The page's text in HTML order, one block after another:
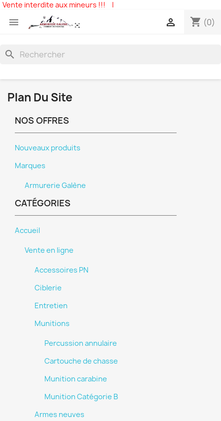
Vente interdite aux mineurs !!! |
 shopping_cart (0)

search
Plan Du Site
NOS OFFRES
Nouveaux produits
Marques
Armurerie Galène
CATÉGORIES
Accueil
Vente en ligne
Accessoires PN
Ciblerie
Entretien
Munitions
Percussion annulaire
Cartouche de chasse
Munition carabine
Munition Catégorie B
Armes neuves